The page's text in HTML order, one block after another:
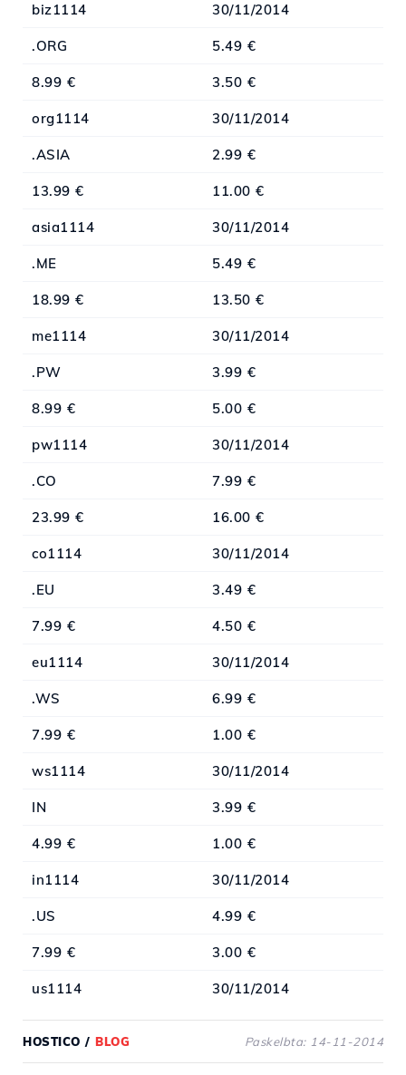
biz1114 30/11/2014
.ORG 5.49 €
8.99 € 3.50 €
org1114 30/11/2014
.ASIA 2.99 €
13.99 € 11.00 €
asia1114 30/11/2014
.ME 5.49 €
18.99 € 13.50 €
me1114 30/11/2014
.PW 3.99 €
8.99 € 5.00 €
pw1114 30/11/2014
.CO 7.99 €
23.99 € 16.00 €
co1114 30/11/2014
.EU 3.49 €
7.99 € 4.50 €
eu1114 30/11/2014
.WS 6.99 €
7.99 € 1.00 €
ws1114 30/11/2014
IN 3.99 €
4.99 € 1.00 €
in1114 30/11/2014
.US 4.99 €
7.99 € 3.00 €
us1114 30/11/2014
HOSTICO / BLOG Paskelbta: 14-11-2014